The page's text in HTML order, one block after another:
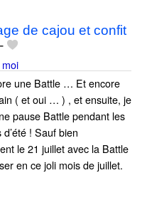
de cajou et confit
-
une Battle … Et encore
( et oui … ) , et ensuite, je
pause Battle pendant les
! Sauf bien
le 21 juillet avec la Battle
en ce joli mois de juillet.